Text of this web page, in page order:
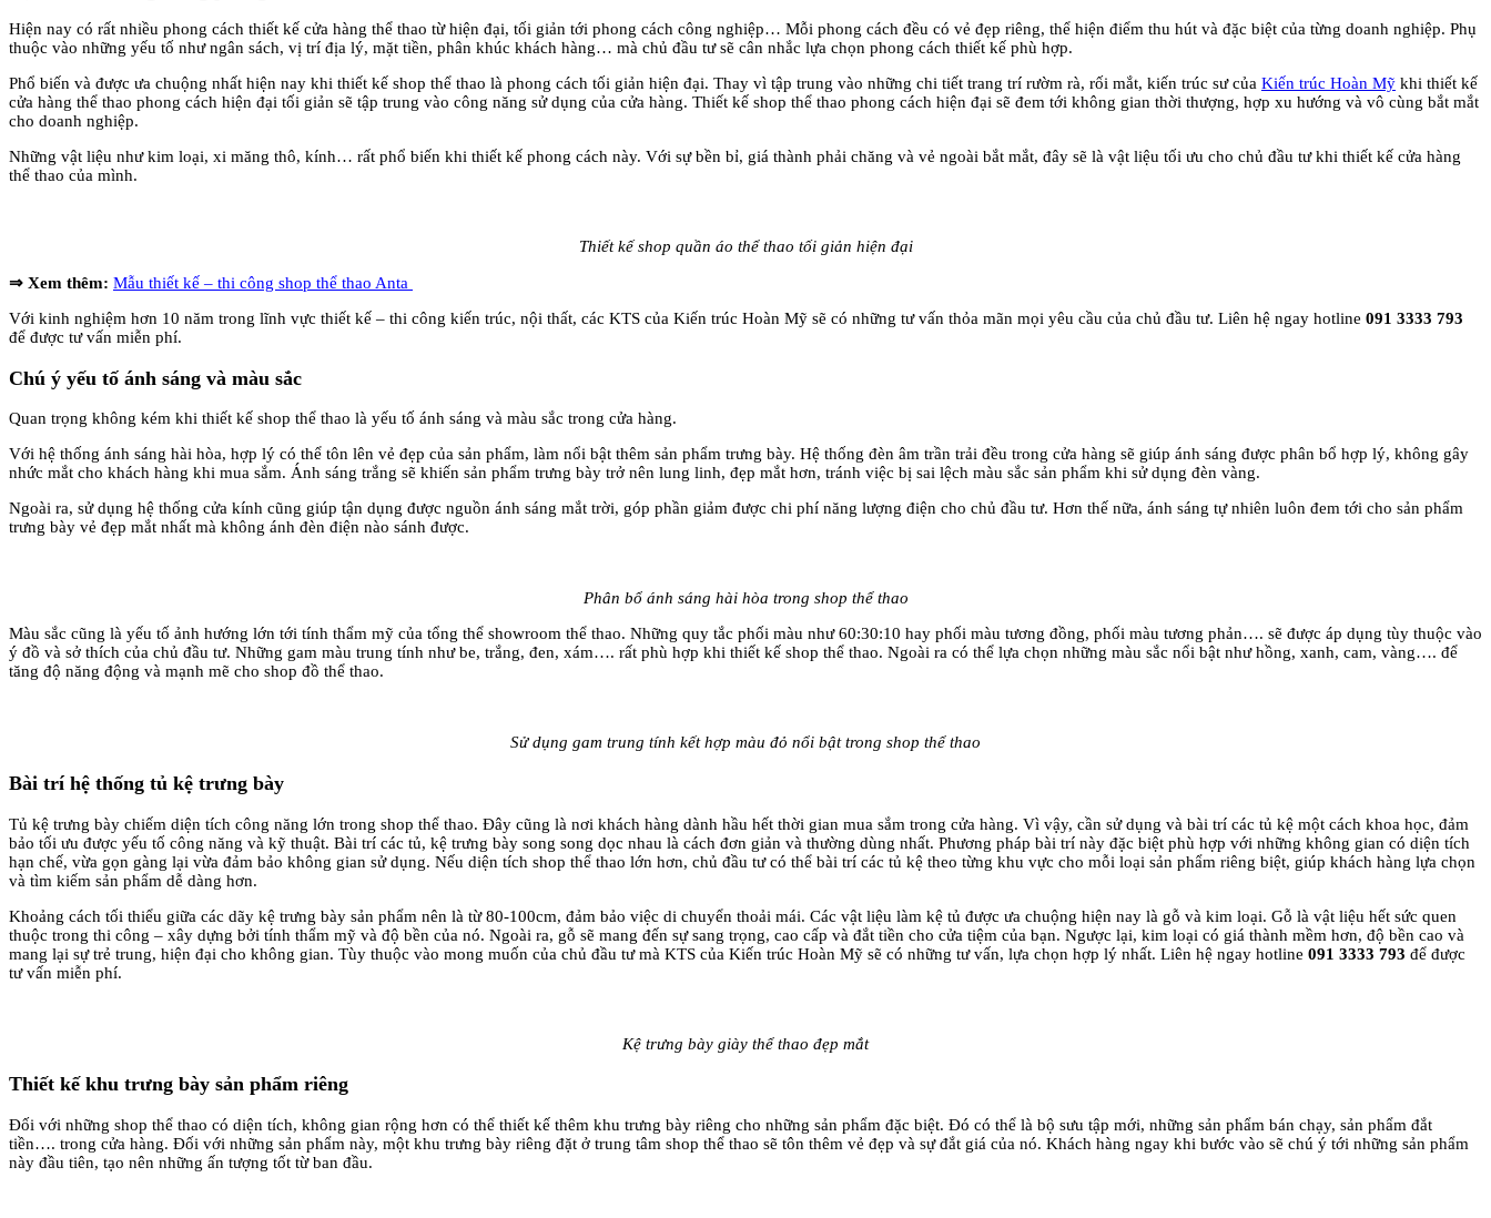
Hiện nay có rất nhiều phong cách thiết kế cửa hàng thể thao từ hiện đại, tối giản tới phong cách công nghiệp… Mỗi phong cách đều có vẻ đẹp riêng, thể hiện điểm thu hút và đặc biệt của từng doanh nghiệp. Phụ
thuộc vào những yếu tố như ngân sách, vị trí địa lý, mặt tiền, phân khúc khách hàng… mà chủ đầu tư sẽ cân nhắc lựa chọn phong cách thiết kế phù hợp.
Phổ biến và được ưa chuộng nhất hiện nay khi thiết kế shop thể thao là phong cách tối giản hiện đại. Thay vì tập trung vào những chi tiết trang trí rườm rà, rối mắt, kiến trúc sư của Kiến trúc Hoàn Mỹ khi thiết kế
cửa hàng thể thao phong cách hiện đại tối giản sẽ tập trung vào công năng sử dụng của cửa hàng. Thiết kế shop thể thao phong cách hiện đại sẽ đem tới không gian thời thượng, hợp xu hướng và vô cùng bắt mắt
cho doanh nghiệp.
Những vật liệu như kim loại, xi măng thô, kính… rất phổ biến khi thiết kế phong cách này. Với sự bền bỉ, giá thành phải chăng và vẻ ngoài bắt mắt, đây sẽ là vật liệu tối ưu cho chủ đầu tư khi thiết kế cửa hàng
thể thao của mình.
Thiết kế shop quần áo thể thao tối giản hiện đại
⇒ Xem thêm: Mẫu thiết kế – thi công shop thể thao Anta
Với kinh nghiệm hơn 10 năm trong lĩnh vực thiết kế – thi công kiến trúc, nội thất, các KTS của Kiến trúc Hoàn Mỹ sẽ có những tư vấn thỏa mãn mọi yêu cầu của chủ đầu tư. Liên hệ ngay hotline 091 3333 793
để được tư vấn miễn phí.
Chú ý yếu tố ánh sáng và màu sắc
Quan trọng không kém khi thiết kế shop thể thao là yếu tố ánh sáng và màu sắc trong cửa hàng.
Với hệ thống ánh sáng hài hòa, hợp lý có thể tôn lên vẻ đẹp của sản phẩm, làm nổi bật thêm sản phẩm trưng bày. Hệ thống đèn âm trần trải đều trong cửa hàng sẽ giúp ánh sáng được phân bổ hợp lý, không gây
nhức mắt cho khách hàng khi mua sắm. Ánh sáng trắng sẽ khiến sản phẩm trưng bày trở nên lung linh, đẹp mắt hơn, tránh việc bị sai lệch màu sắc sản phẩm khi sử dụng đèn vàng.
Ngoài ra, sử dụng hệ thống cửa kính cũng giúp tận dụng được nguồn ánh sáng mắt trời, góp phần giảm được chi phí năng lượng điện cho chủ đầu tư. Hơn thế nữa, ánh sáng tự nhiên luôn đem tới cho sản phẩm
trưng bày vẻ đẹp mắt nhất mà không ánh đèn điện nào sánh được.
Phân bổ ánh sáng hài hòa trong shop thể thao
Màu sắc cũng là yếu tố ảnh hướng lớn tới tính thẩm mỹ của tổng thể showroom thể thao. Những quy tắc phối màu như 60:30:10 hay phối màu tương đồng, phối màu tương phản…. sẽ được áp dụng tùy thuộc vào
ý đồ và sở thích của chủ đầu tư. Những gam màu trung tính như be, trắng, đen, xám…. rất phù hợp khi thiết kế shop thể thao. Ngoài ra có thể lựa chọn những màu sắc nổi bật như hồng, xanh, cam, vàng…. để
tăng độ năng động và mạnh mẽ cho shop đồ thể thao.
Sử dụng gam trung tính kết hợp màu đỏ nổi bật trong shop thể thao
Bài trí hệ thống tủ kệ trưng bày
Tủ kệ trưng bày chiếm diện tích công năng lớn trong shop thể thao. Đây cũng là nơi khách hàng dành hầu hết thời gian mua sắm trong cửa hàng. Vì vậy, cần sử dụng và bài trí các tủ kệ một cách khoa học, đảm
bảo tối ưu được yếu tố công năng và kỹ thuật. Bài trí các tủ, kệ trưng bày song song dọc nhau là cách đơn giản và thường dùng nhất. Phương pháp bài trí này đặc biệt phù hợp với những không gian có diện tích
hạn chế, vừa gọn gàng lại vừa đảm bảo không gian sử dụng. Nếu diện tích shop thể thao lớn hơn, chủ đầu tư có thể bài trí các tủ kệ theo từng khu vực cho mỗi loại sản phẩm riêng biệt, giúp khách hàng lựa chọn
và tìm kiếm sản phẩm dễ dàng hơn.
Khoảng cách tối thiểu giữa các dãy kệ trưng bày sản phẩm nên là từ 80-100cm, đảm bảo việc di chuyển thoải mái. Các vật liệu làm kệ tủ được ưa chuộng hiện nay là gỗ và kim loại. Gỗ là vật liệu hết sức quen
thuộc trong thi công – xây dựng bởi tính thẩm mỹ và độ bền của nó. Ngoài ra, gỗ sẽ mang đến sự sang trọng, cao cấp và đắt tiền cho cửa tiệm của bạn. Ngược lại, kim loại có giá thành mềm hơn, độ bền cao và
mang lại sự trẻ trung, hiện đại cho không gian. Tùy thuộc vào mong muốn của chủ đầu tư mà KTS của Kiến trúc Hoàn Mỹ sẽ có những tư vấn, lựa chọn hợp lý nhất. Liên hệ ngay hotline 091 3333 793 để được
tư vấn miễn phí.
Kệ trưng bày giày thể thao đẹp mắt
Thiết kế khu trưng bày sản phẩm riêng
Đối với những shop thể thao có diện tích, không gian rộng hơn có thể thiết kế thêm khu trưng bày riêng cho những sản phẩm đặc biệt. Đó có thể là bộ sưu tập mới, những sản phẩm bán chạy, sản phẩm đắt
tiền…. trong cửa hàng. Đối với những sản phẩm này, một khu trưng bày riêng đặt ở trung tâm shop thể thao sẽ tôn thêm vẻ đẹp và sự đắt giá của nó. Khách hàng ngay khi bước vào sẽ chú ý tới những sản phẩm
này đầu tiên, tạo nên những ấn tượng tốt từ ban đầu.